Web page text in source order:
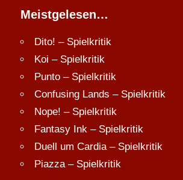
Meistgelesen…
Dito! – Spielkritik
Koi – Spielkritik
Punto – Spielkritik
Confusing Lands – Spielkritik
Nope! – Spielkritik
Fantasy Ink – Spielkritik
Duell um Cardia – Spielkritik
Piazza – Spielkritik